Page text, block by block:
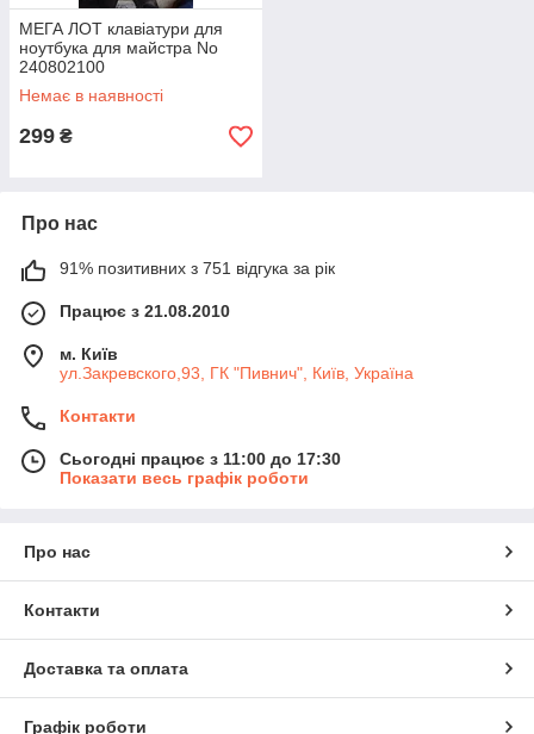
МЕГА ЛОТ клавіатури для
ноутбука для майстра No
240802100
Немає в наявності
299 ₴
Про нас
91% позитивних з 751 відгука за рік
Працює з 21.08.2010
м. Київ
ул.Закревского,93, ГК "Пивнич", Київ, Україна
Контакти
Сьогодні працює з 11:00 до 17:30
Показати весь графік роботи
Про нас
Контакти
Доставка та оплата
Графік роботи